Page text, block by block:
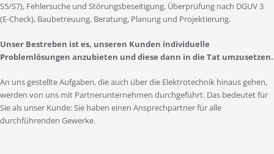
S5/S7), Fehlersuche und Störungsbeseitigung, Überprüfung nach DGUV 3
(E-Check), Baubetreuung, Beratung, Planung und Projektierung.
Unser Bestreben ist es, unseren Kunden individuelle
Problemlösungen anzubieten und diese dann in die Tat umzusetzen.
An uns gestellte Aufgaben, die auch über die Elektrotechnik hinaus gehen,
werden von uns mit Partnerunternehmen durchgeführt. Das bedeutet für
Sie als unser Kunde: Sie haben einen Ansprechpartner für alle
durchführenden Gewerke.